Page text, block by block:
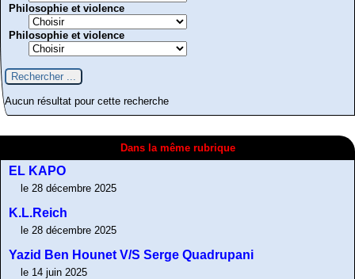
Philosophie et violence
Philosophie et violence
Aucun résultat pour cette recherche
Dans la même rubrique
EL KAPO
le 28 décembre 2025
K.L.Reich
le 28 décembre 2025
Yazid Ben Hounet V/S Serge Quadrupani
le 14 juin 2025